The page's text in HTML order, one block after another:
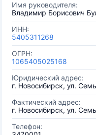
Имя руководителя:
Владимир Борисович
ИНН:
5405311268
ОГРН:
1065405025168
Юридический адрес:
г. Новосибирск, ул.
Фактический адрес:
г. Новосибирск, ул.
Телефон: